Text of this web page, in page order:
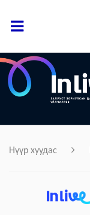
Нүүр хуудас